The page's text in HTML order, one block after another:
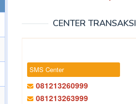
CENTER TRANSAKSI
SMS Center
081213260999
081213263999